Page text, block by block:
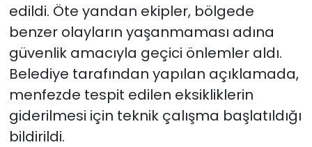
edildi. Öte yandan ekipler, bölgede
benzer olayların yaşanmaması adına
güvenlik amacıyla geçici önlemler aldı.
Belediye tarafından yapılan açıklamada,
menfezde tespit edilen eksikliklerin
giderilmesi için teknik çalışma başlatıldığı
bildirildi.